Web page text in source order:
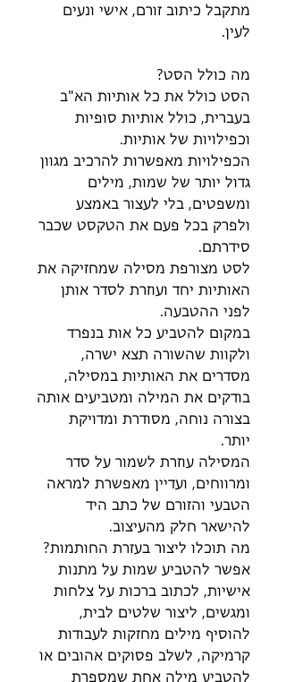
מתקבל כיתוב זורם, אישי ונעים
לעין.
מה כולל הסט?
הסט כולל את כל אותיות הא"ב
בעברית, כולל אותיות סופיות
וכפילויות של אותיות.
הכפילויות מאפשרות להרכיב מגוון
גדול יותר של שמות, מילים
ומשפטים, בלי לעצור באמצע
ולפרק בכל פעם את הטקסט שכבר
סידרתם.
לסט מצורפת מסילה שמחזיקה את
האותיות יחד ועוזרת לסדר אותן
לפני ההטבעה.
במקום להטביע כל אות בנפרד
ולקוות שהשורה תצא ישרה,
מסדרים את האותיות במסילה,
בודקים את המילה ומטביעים אותה
בצורה נוחה, מסודרת ומדויקת
יותר.
המסילה עוזרת לשמור על סדר
ומרווחים, ועדיין מאפשרת למראה
הטבעי והזורם של כתב היד
להישאר חלק מהעיצוב.
מה תוכלו ליצור בעזרת החותמות?
אפשר להטביע שמות על מתנות
אישיות, לכתוב ברכות על צלחות
ומגשים, ליצור שלטים לבית,
להוסיף מילים מחזקות לעבודות
קרמיקה, לשלב פסוקים אהובים או
להטביע מילה אחת שמספרת